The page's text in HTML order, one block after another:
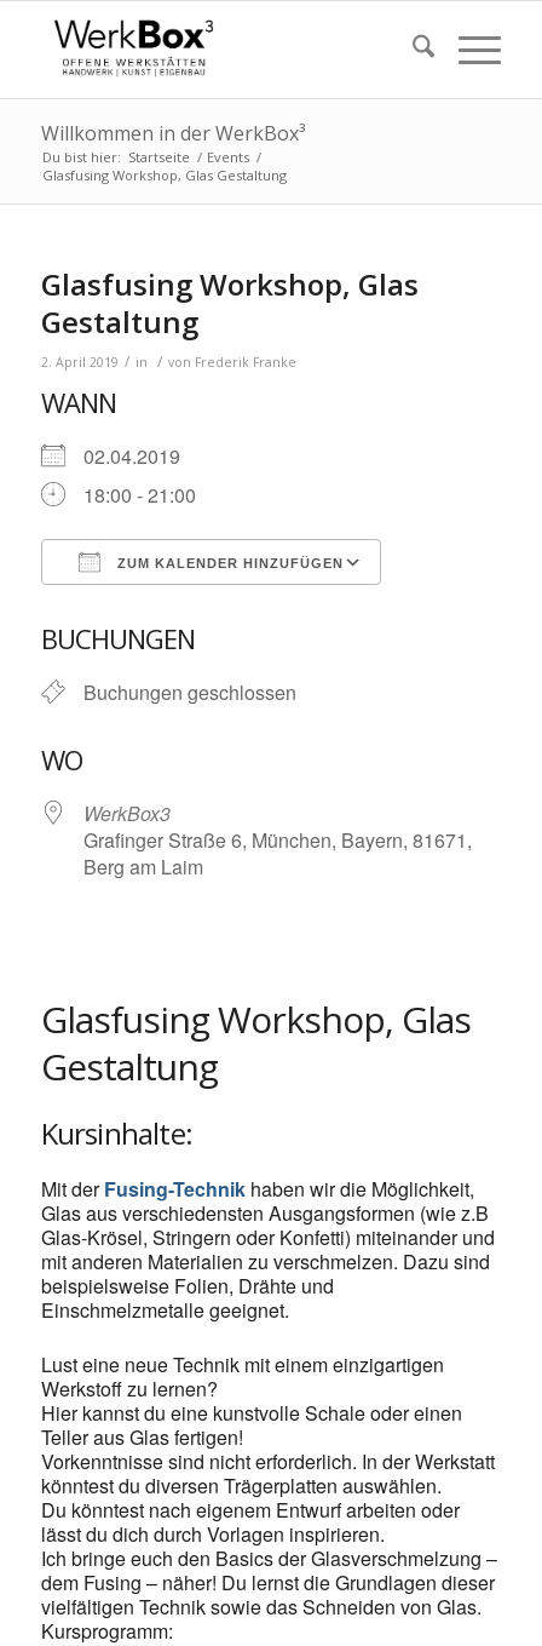
Willkommen in der WerkBox³
Du bist hier: Startseite / Events /
Glasfusing Workshop, Glas Gestaltung
Glasfusing Workshop, Glas
Gestaltung
2. April 2019 / in / von Frederik Franke
WANN
02.04.2019
18:00 - 21:00
ZUM KALENDER HINZUFÜGEN
BUCHUNGEN
Buchungen geschlossen
WO
WerkBox3
Grafinger Straße 6, München, Bayern, 81671,
Berg am Laim
Glasfusing Workshop, Glas
Gestaltung
Kursinhalte:
Mit derFusing-Technikhaben wir die Möglichkeit,
Glas aus verschiedensten Ausgangsformen (wie z.B
Glas-Krösel, Stringern oder Konfetti) miteinander und
mit anderen Materialien zu verschmelzen. Dazu sind
beispielsweise Folien, Drähte und
Einschmelzmetalle geeignet.
Lust eine neue Technik mit einem einzigartigen
Werkstoff zu lernen?
Hier kannst du eine kunstvolle Schale oder einen
Teller aus Glas fertigen!
Vorkenntnisse sind nicht erforderlich. In der Werkstatt
könntest du diversen Trägerplatten auswählen.
Du könntest nach eigenem Entwurf arbeiten oder
lässt du dich durch Vorlagen inspirieren.
Ich bringe euch den Basics der Glasverschmelzung –
dem Fusing – näher! Du lernst die Grundlagen dieser
vielfältigen Technik sowie das Schneiden von Glas.
Kursprogramm: